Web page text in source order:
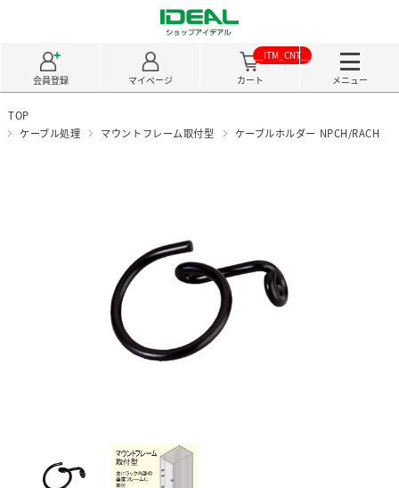
会員登録 マイページ カート
__ITM_CNT__
メニュー
TOP
ケーブル処理
マウントフレーム取付型 ケーブルホルダー NPCH/RACH